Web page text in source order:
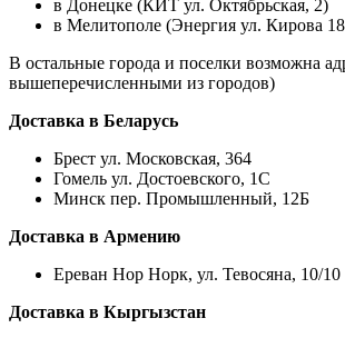
в Донецке (КИТ ул. Октябрьская, 2)
в Мелитополе (Энергия ул. Кирова
В остальные города и поселки возможна
вышеперечисленными из городов)
Доставка в Беларусь
Брест ул. Московская, 364
Гомель ул. Достоевского, 1С
Минск пер. Промышленный, 12Б
Доставка в Армению
Ереван Нор Норк, ул. Тевосяна, 10/10
Доставка в Кыргызстан